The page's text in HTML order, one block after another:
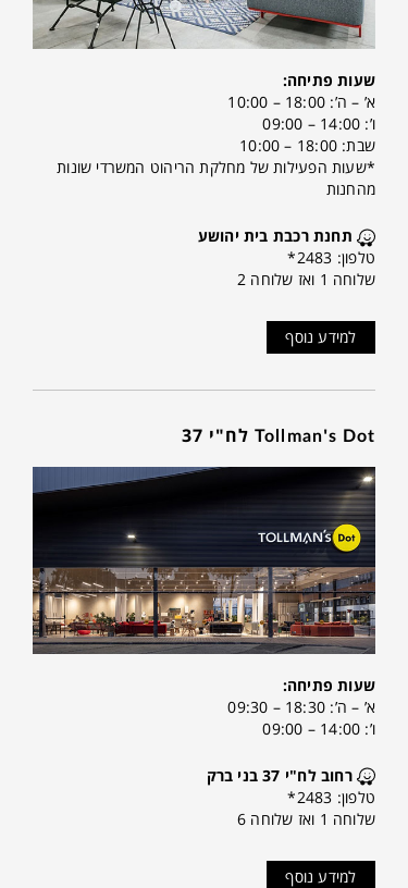
שעות פתיחה:
א’ – ה’: 18:00 – 10:00
ו’: 14:00 – 09:00
שבת: 18:00 – 10:00
*שעות הפעילות של מחלקת הריהוט המשרדי שונות
מהחנות
תחנת רכבת בית יהושע
טלפון: 2483*
שלוחה 1 ואז שלוחה 2
למידע נוסף
Tollman's Dot לח"י 37
שעות פתיחה:
א’ – ה’: 18:30 – 09:30
ו’: 14:00 – 09:00
רחוב לח"י 37 בני ברק
טלפון: 2483*
שלוחה 1 ואז שלוחה 6
למידע נוסף